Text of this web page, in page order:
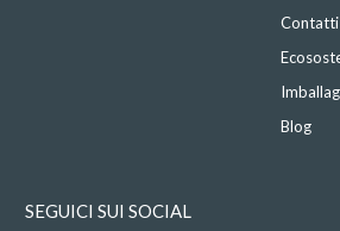
Contatti
Blog
SEGUICI SUI SOCIAL